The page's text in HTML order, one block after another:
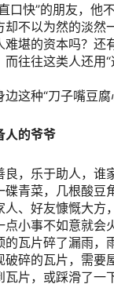
口快”的朋友，他
却不以为然的淡然
难堪的资本吗？还
而往往这类人还用
这种“刀子嘴豆腐
人的爷爷
良，乐于助人，谁
碟青菜，几根酸豆
人、好友慷慨大方
点小事不如意就会
的瓦片碎了漏雨，
破碎的瓦片，需要
瓦片，或踩滑了一